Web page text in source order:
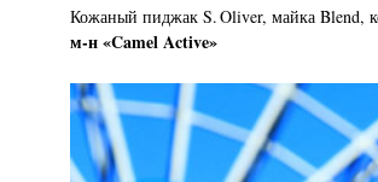
Кожаный пиджак S. Oliver, майка Blend,
м-н «Camel Active»